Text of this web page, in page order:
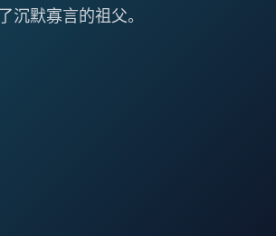
默寡言的祖父。